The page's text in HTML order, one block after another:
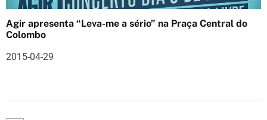
Agir apresenta “Leva-me a sério” na Praça Central do
Colombo
2015-04-29